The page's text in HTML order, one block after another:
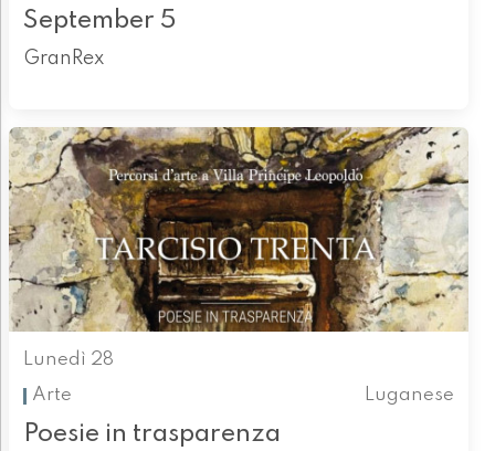
September 5
GranRex
Lunedì 28
Arte
Luganese
Poesie in trasparenza